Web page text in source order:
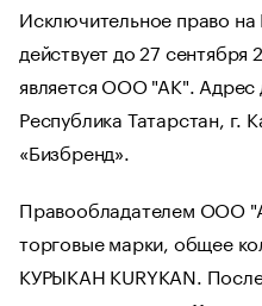
Исключительное право
действует до 27
является ООО "АК". Адрес
Республика Татарстан,
«Бизбренд».
Правообладателем ООО
торговые марки, общее
КУРЫКАН KURYKAN.